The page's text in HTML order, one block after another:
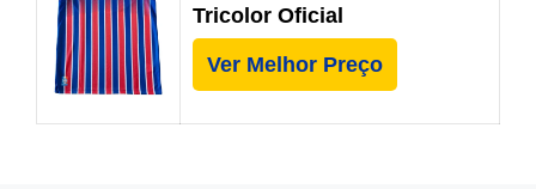
Tricolor Oficial
Ver Melhor Preço